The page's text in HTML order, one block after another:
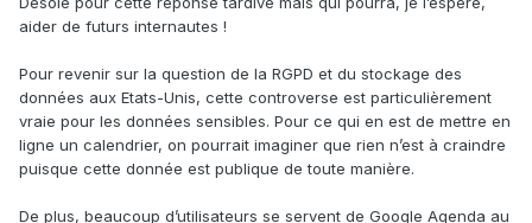
aider de futurs internautes !
Pour revenir sur la question de la RGPD et du stockage des
données aux Etats-Unis, cette controverse est particulièrement
vraie pour les données sensibles. Pour ce qui en est de mettre en
ligne un calendrier, on pourrait imaginer que rien n’est à craindre
puisque cette donnée est publique de toute manière.
De plus, beaucoup d’utilisateurs se servent de Google Agenda au